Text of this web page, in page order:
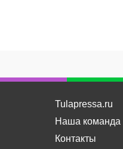
Tulapressa.ru
Наша команда
Контакты